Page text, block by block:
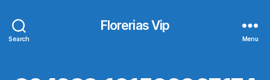
Search
Florerias Vip
Menu